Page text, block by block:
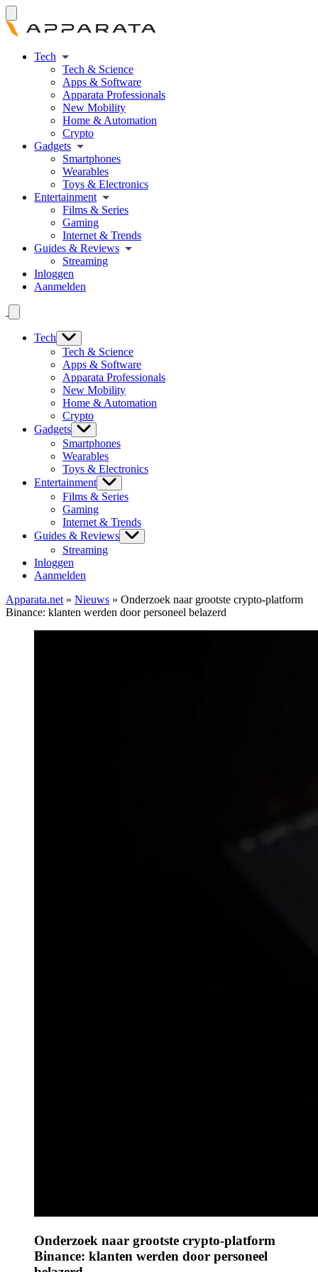
Tech
Tech & Science
Apps & Software
Apparata Professionals
New Mobility
Home & Automation
Crypto
Gadgets
Smartphones
Wearables
Toys & Electronics
Entertainment
Films & Series
Gaming
Internet & Trends
Guides & Reviews
Streaming
Inloggen
Aanmelden
Tech
Tech & Science
Apps & Software
Apparata Professionals
New Mobility
Home & Automation
Crypto
Gadgets
Smartphones
Wearables
Toys & Electronics
Entertainment
Films & Series
Gaming
Internet & Trends
Guides & Reviews
Streaming
Inloggen
Aanmelden
Apparata.net » Nieuws » Onderzoek naar grootste crypto-platform
Binance: klanten werden door personeel belazerd
Onderzoek naar grootste crypto-platform
Binance: klanten werden door personeel